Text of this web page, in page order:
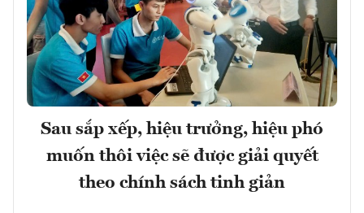
Sau sắp xếp, hiệu trưởng, hiệu phó
muốn thôi việc sẽ được giải quyết
theo chính sách tinh giản